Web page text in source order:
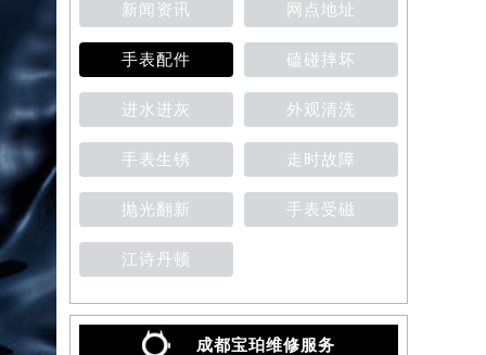
新闻资讯 网点地址
手表配件 磕碰摔坏
进水进灰 外观清洗
手表生锈 走时故障
抛光翻新 手表受磁
江诗丹顿
成都宝珀维修服务